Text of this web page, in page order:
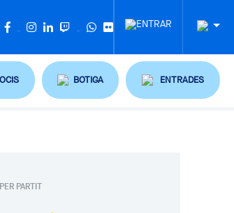
BOTIGA ENTRADES
PARTIT